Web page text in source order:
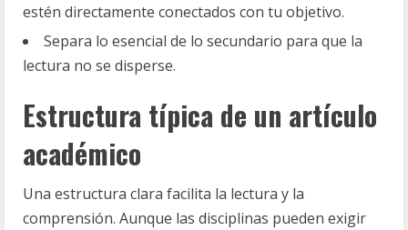
estén directamente conectados con tu objetivo.
Separa lo esencial de lo secundario para que la
lectura no se disperse.
Estructura típica de un artículo
académico
Una estructura clara facilita la lectura y la
comprensión. Aunque las disciplinas pueden exigir